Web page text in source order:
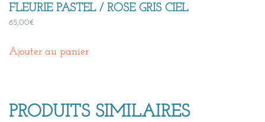
FLEURIE PASTEL / ROSE GRIS CIEL
65,00€
Ajouter au panier
PRODUITS SIMILAIRES